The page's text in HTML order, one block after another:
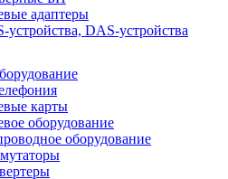
адаптеры
устройства, DAS-устройства
карты
оборудование
оборудование